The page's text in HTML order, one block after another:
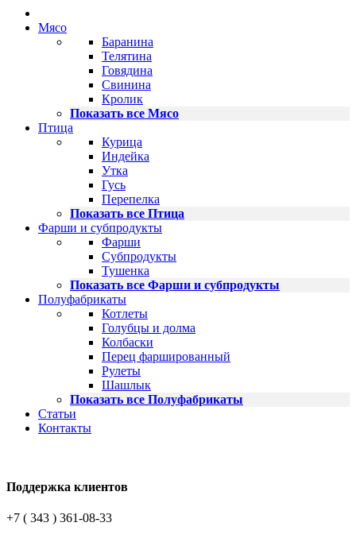
Мясо
Баранина
Телятина
Говядина
Свинина
Кролик
Показать все Мясо
Птица
Курица
Индейка
Утка
Гусь
Перепелка
Показать все Птица
Фарши и субпродукты
Фарши
Субпродукты
Тушенка
Показать все Фарши и субпродукты
Полуфабрикаты
Котлеты
Голубцы и долма
Колбаски
Перец фаршированный
Рулеты
Шашлык
Показать все Полуфабрикаты
Статьи
Контакты
Поддержка клиентов
+7 ( 343 ) 361-08-33